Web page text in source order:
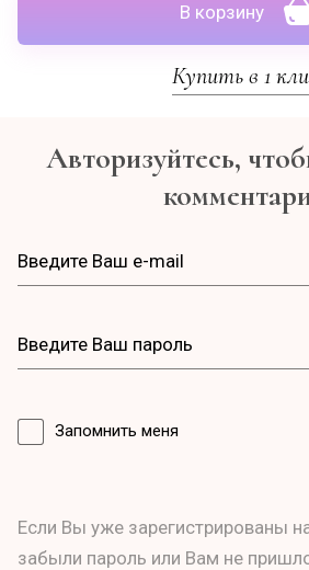
В корзину
Купить в 1
Авторизуйтесь,
Запомнить меня
Если Вы уже зарегистрированы
забыли пароль или Вам не